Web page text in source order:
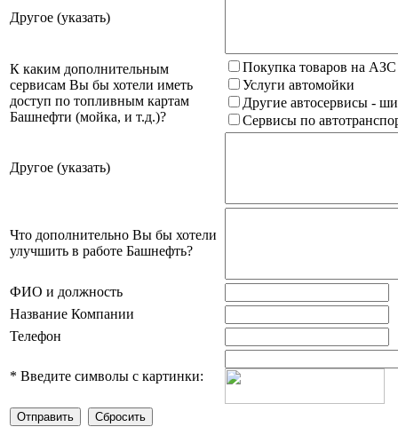
Другое (указать)
К каким дополнительным
сервисам Вы бы хотели иметь
доступ по топливным картам
Башнефти (мойка, и т.д.)?
Покупка товаров на
Услуги автомойки
Другие автосервисы -
Сервисы по
Другое (указать)
Что дополнительно Вы бы хотели
улучшить в работе Башнефть?
ФИО и должность
Название Компании
Телефон
* Введите символы с картинки: